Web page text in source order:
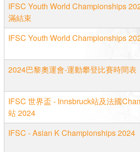
IFSC Youth World Championships
滿結束
IFSC Youth World Championships
2024巴黎奧運會-運動攀登比賽時間表
IFSC 世界盃 - Innsbruck站及法國
站 2024
IFSC - Asian K Championships 2024